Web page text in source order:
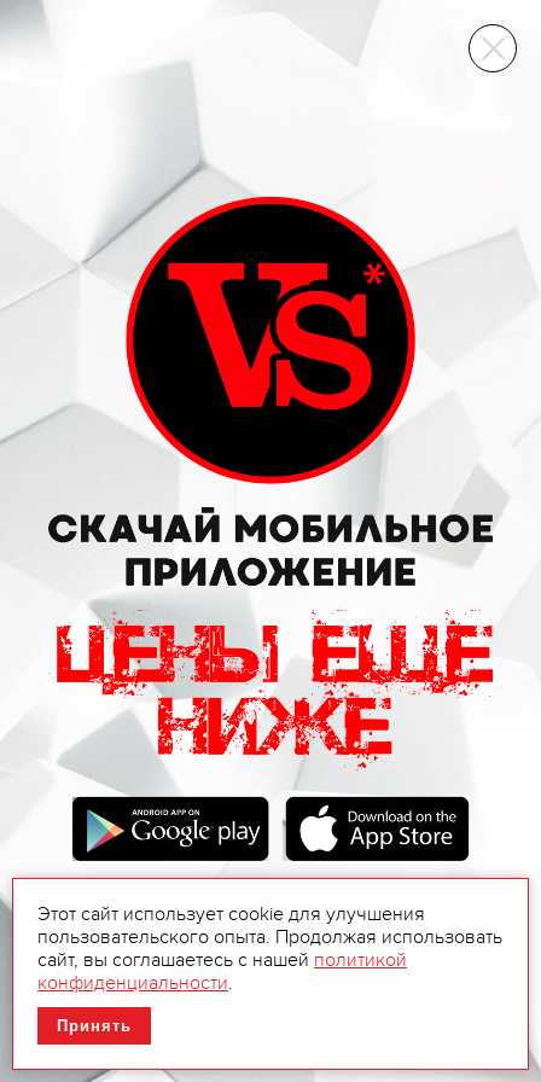
ВИННЫЙ СКЛАД
Этот сайт использует cookie для улучшения
пользовательского опыта. Продолжая использовать
сайт, вы соглашаетесь с нашей политикой
конфиденциальности.
Принять